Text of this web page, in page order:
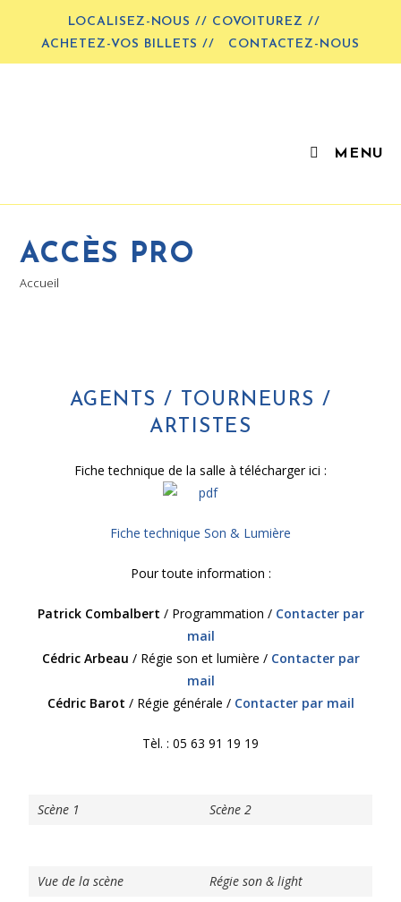
LOCALISEZ-NOUS // COVOITUREZ //
ACHETEZ-VOS BILLETS //
CONTACTEZ-NOUS
MENU
ACCÈS PRO
Accueil
AGENTS / TOURNEURS /
ARTISTES
Fiche technique de la salle à télécharger ici :
Fiche technique Son & Lumière
Pour toute information :
Patrick Combalbert / Programmation / Contacter par
mail
Cédric Arbeau / Régie son et lumière / Contacter par
mail
Cédric Barot / Régie générale / Contacter par mail
Tèl. : 05 63 91 19 19
Scène 1 Scène 2
Vue de la scène Régie son & light